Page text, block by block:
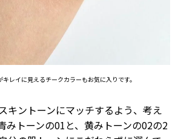
レイに見えるチークカラーもお気に入りです。
キントーンにマッチするよう、考え
みトーンの01 と、黄みトーンの02の2